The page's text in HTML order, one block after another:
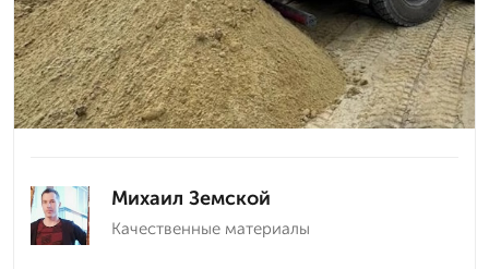
Михаил Земской
Качественные материалы